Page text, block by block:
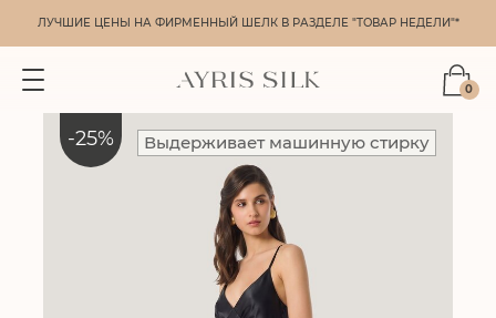
ЛУЧШИЕ ЦЕНЫ НА ФИРМЕННЫЙ ШЕЛК В РАЗДЕЛЕ "ТОВАР НЕДЕЛИ"*
0
-25% Выдерживает машинную стирку